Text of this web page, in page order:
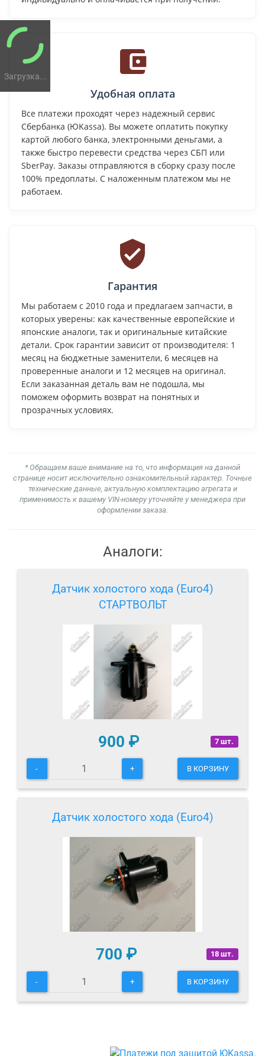
Загрузка...
Удобная оплата
Все платежи проходят через надежный сервис
Сбербанка (ЮKassa). Вы можете оплатить покупку
картой любого банка, электронными деньгами, а
также быстро перевести средства через СБП или
SberPay. Заказы отправляются в сборку сразу после
100% предоплаты. С наложенным платежом мы не
работаем.
Гарантия
Мы работаем с 2010 года и предлагаем запчасти, в
которых уверены: как качественные европейские и
японские аналоги, так и оригинальные китайские
детали. Срок гарантии зависит от производителя: 1
месяц на бюджетные заменители, 6 месяцев на
проверенные аналоги и 12 месяцев на оригинал.
Если заказанная деталь вам не подошла, мы
поможем оформить возврат на понятных и
прозрачных условиях.
* Обращаем ваше внимание на то, что информация на данной
странице носит исключительно ознакомительный характер. Точные
технические данные, актуальную комплектацию агрегата и
применимость к вашему VIN-номеру уточняйте у менеджера при
оформлении заказа.
Аналоги:
Датчик холостого хода (Euro4)
СТАРТВОЛЬТ
7 шт.
900 ₽
- + В КОРЗИНУ
Датчик холостого хода (Euro4)
18 шт.
700 ₽
- + В КОРЗИНУ